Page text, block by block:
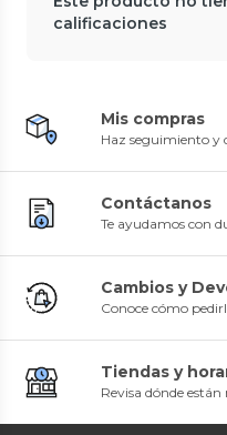
calificaciones
Mis compras
Haz seguimiento y
Contáctanos
Te ayudamos con
Cambios y
Conoce cómo
Tiendas y
Revisa dónde